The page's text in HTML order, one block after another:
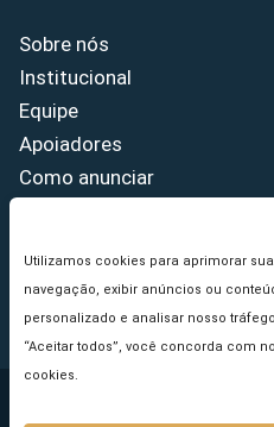
Utilizamos cookies para aprimorar
navegação, exibir anúncios ou
personalizado e analisar nosso
“Aceitar todos”, você concorda com
cookies.
Sobre nós
Institucional
Equipe
Apoiadores
Como anunciar
Princípios Editoriais
Copyright © 2026 -